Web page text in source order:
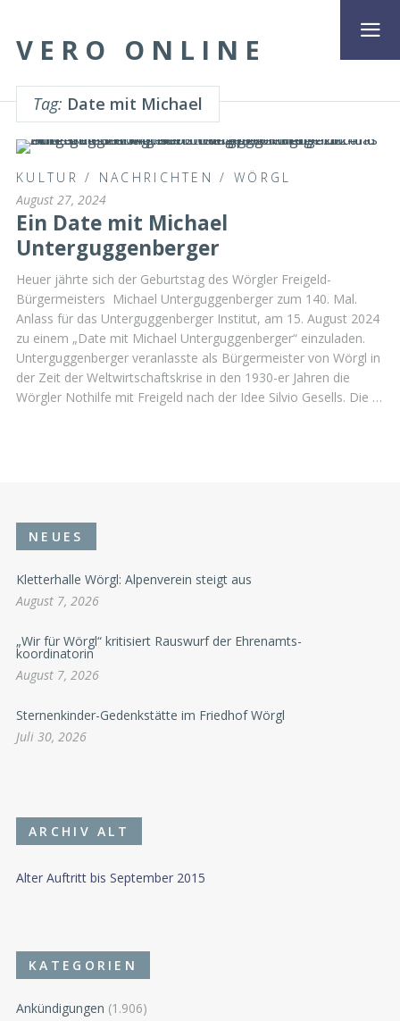
VERO ONLINE
Tag: Date mit Michael
KULTUR / NACHRICHTEN /WÖRGL
August 27, 2024
Ein Date mit Michael
Unterguggenberger
Heuer jährte sich der Geburtstag des Wörgler Freigeld-
Bürgermeisters Michael Unterguggenberger zum 140. Mal.
Anlass für das Unterguggenberger Institut, am 15. August 2024
zu einem „Date mit Michael Unterguggenberger“ einzuladen.
Unterguggenberger veranlasste als Bürgermeister von Wörgl in
der Zeit der Weltwirtschaftskrise in den 1930-er Jahren die
Wörgler Nothilfe mit Freigeld nach der Idee Silvio Gesells. Die …
NEUES
Kletterhalle Wörgl: Alpenverein steigt aus
August 7, 2026
„Wir für Wörgl“ kritisiert Rauswurf der Ehrenamts-
koordinatorin
August 7, 2026
Sternenkinder-Gedenkstätte im Friedhof Wörgl
Juli 30, 2026
ARCHIV ALT
Alter Auftritt bis September 2015
KATEGORIEN
Ankündigungen (1.906)